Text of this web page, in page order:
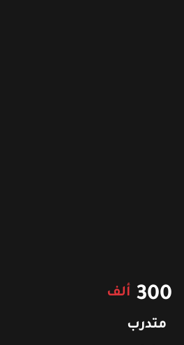
300 ألف
متدرب